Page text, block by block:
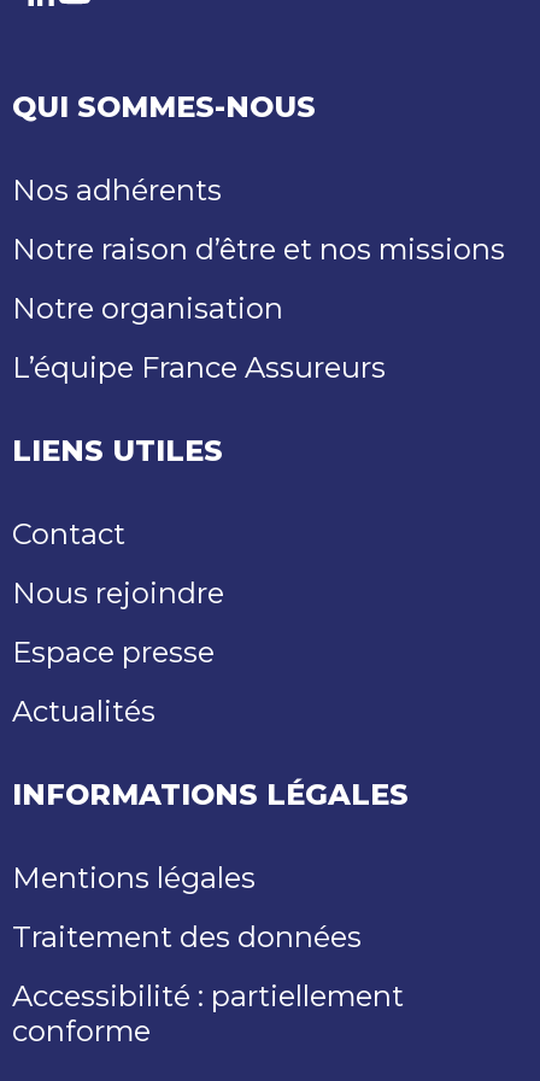
LinkedIn
Youtube
QUI SOMMES-NOUS
Nos adhérents
Notre raison d’être et nos missions
Notre organisation
L’équipe France Assureurs
LIENS UTILES
Contact
Nous rejoindre
Espace presse
Actualités
INFORMATIONS LÉGALES
Mentions légales
Traitement des données
Accessibilité : partiellement
conforme